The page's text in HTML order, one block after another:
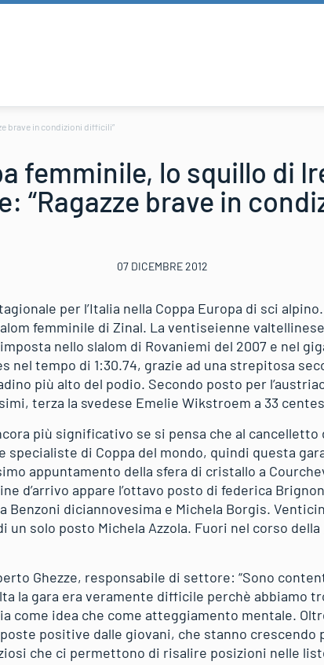
brave in condizioni difficili”
femminile, lo squillo di
“Ragazze brave in
07 DICEMBRE 2012
per l’Italia nella Coppa Europa di sci
femminile di Zinal. La ventiseienne
nello slalom di Rovaniemi del 2007 e nel
nel tempo di 1:30.74, grazie ad una strepitosa
più alto del podio. Secondo posto per
terza la svedese Emelie Wikstroem a 33
più significativo se si pensa che al cancelletto
specialiste di Coppa del mondo, quindi questa
appuntamento della sfera di cristallo a
d’arrivo appare l’ottavo posto di federica
diciannovesima e Michela Borgis.
un solo posto Michela Azzola. Fuori nel corso
Ghezze, responsabile di settore: “Sono
la gara era veramente difficile perchè abbiamo
come idea che come atteggiamento mentale.
positive dalle giovani, che stanno crescendo
che ci permettono di risalire posizioni nelle